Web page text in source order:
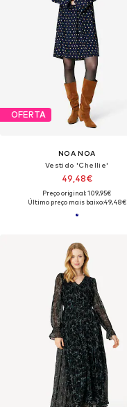
OFERTA
NOA NOA
Vestido 'Chellie'
49,48€
Preço original: 109,95€
Último preço mais baixo:49,48€